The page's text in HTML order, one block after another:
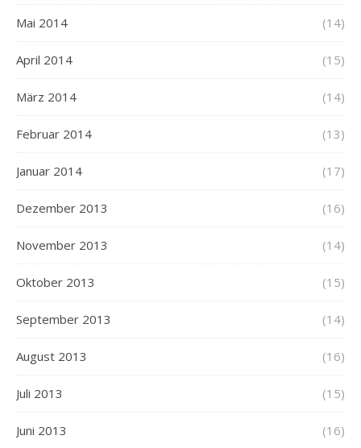
Mai 2014 (14)
April 2014 (15)
März 2014 (14)
Februar 2014 (13)
Januar 2014 (17)
Dezember 2013 (16)
November 2013 (14)
Oktober 2013 (15)
September 2013 (14)
August 2013 (16)
Juli 2013 (15)
Juni 2013 (16)